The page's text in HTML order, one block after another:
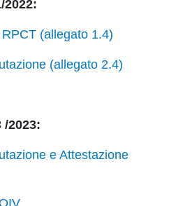
2022:
(allegato 1.4)
(allegato 2.4)
/2023:
e Attestazione